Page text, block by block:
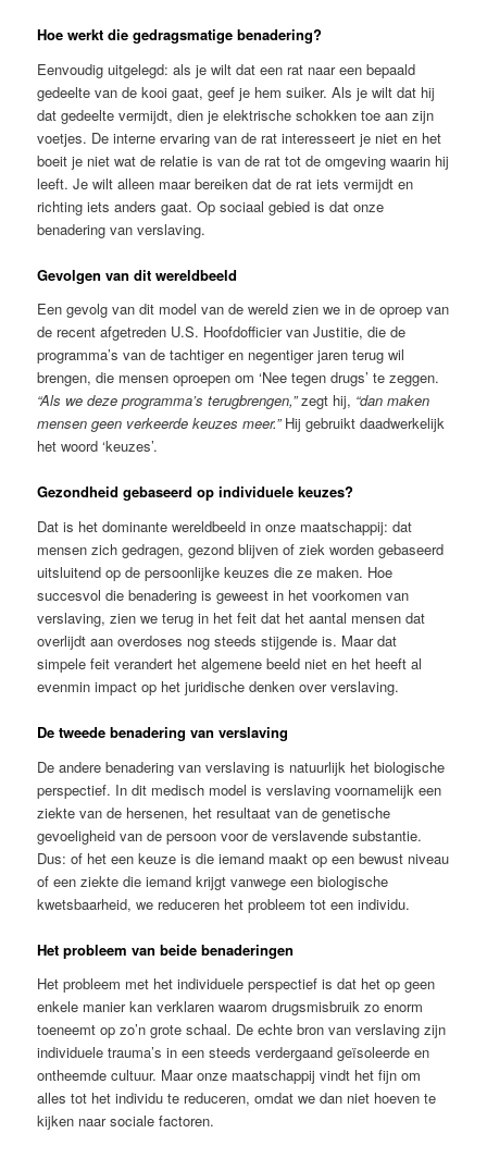
Hoe werkt die gedragsmatige benadering?
Eenvoudig uitgelegd: als je wilt dat een rat naar een bepaald
gedeelte van de kooi gaat, geef je hem suiker. Als je wilt dat hij
dat gedeelte vermijdt, dien je elektrische schokken toe aan zijn
voetjes. De interne ervaring van de rat interesseert je niet en het
boeit je niet wat de relatie is van de rat tot de omgeving waarin hij
leeft. Je wilt alleen maar bereiken dat de rat iets vermijdt en
richting iets anders gaat. Op sociaal gebied is dat onze
benadering van verslaving.
Gevolgen van dit wereldbeeld
Een gevolg van dit model van de wereld zien we in de oproep van
de recent afgetreden U.S. Hoofdofficier van Justitie, die de
programma’s van de tachtiger en negentiger jaren terug wil
brengen, die mensen oproepen om ‘Nee tegen drugs’ te zeggen.
“Als we deze programma’s terugbrengen,”zegt hij, “dan maken
mensen geen verkeerde keuzes meer.” Hij gebruikt daadwerkelijk
het woord ‘keuzes’.
Gezondheid gebaseerd op individuele keuzes?
Dat is het dominante wereldbeeld in onze maatschappij: dat
mensen zich gedragen, gezond blijven of ziek worden gebaseerd
uitsluitend op de persoonlijke keuzes die ze maken. Hoe
succesvol die benadering is geweest in het voorkomen van
verslaving, zien we terug in het feit dat het aantal mensen dat
overlijdt aan overdoses nog steeds stijgende is. Maar dat
simpele feit verandert het algemene beeld niet en het heeft al
evenmin impact op het juridische denken over verslaving.
De tweede benadering van verslaving
De andere benadering van verslaving is natuurlijk het biologische
perspectief. In dit medisch model is verslaving voornamelijk een
ziekte van de hersenen, het resultaat van de genetische
gevoeligheid van de persoon voor de verslavende substantie.
Dus: of het een keuze is die iemand maakt op een bewust niveau
of een ziekte die iemand krijgt vanwege een biologische
kwetsbaarheid, we reduceren het probleem tot een individu.
Het probleem van beide benaderingen
Het probleem met het individuele perspectief is dat het op geen
enkele manier kan verklaren waarom drugsmisbruik zo enorm
toeneemt op zo’n grote schaal. De echte bron van verslaving zijn
individuele trauma’s in een steeds verdergaand geïsoleerde en
ontheemde cultuur. Maar onze maatschappij vindt het fijn om
alles tot het individu te reduceren, omdat we dan niet hoeven te
kijken naar sociale factoren.